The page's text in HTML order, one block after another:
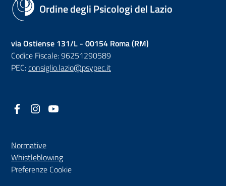
Ordine degli Psicologi del Lazio
via Ostiense 131/L - 00154 Roma (RM)
Codice Fiscale: 96251290589
PEC:consiglio.lazio@psypec.it
Facebook
(nuova scheda - new tab)
Instagram
(nuova scheda - new tab)
Normative
Whistleblowing(nuova scheda - new tab)
Preferenze Cookie